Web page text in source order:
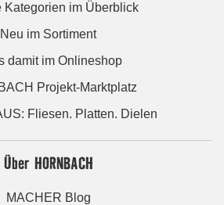
Kategorien im Überblick
Neu im Sortiment
damit im Onlineshop
Projekt-Marktplatz
Fliesen. Platten. Dielen
Über HORNBACH
MACHER Blog